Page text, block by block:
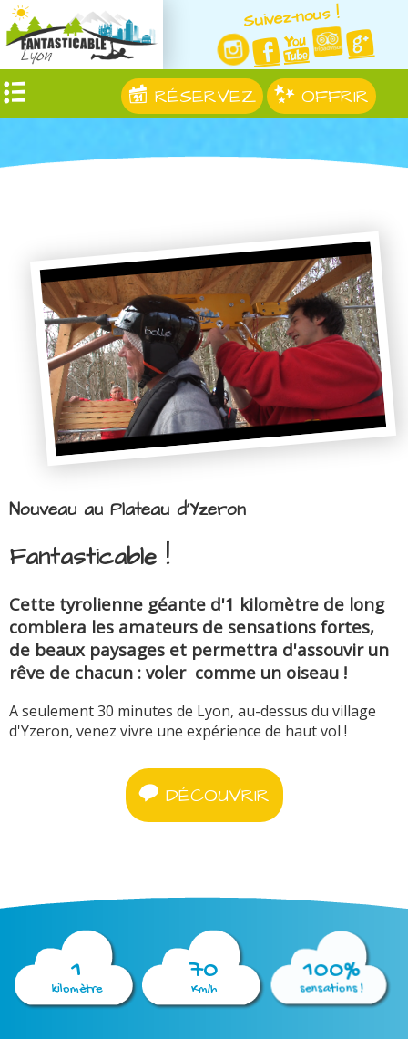
Suivez-nous !
RÉSERVEZ OFFRIR
Nouveau au Plateau d'Yzeron
Fantasticable !
Cette tyrolienne géante d'1 kilomètre de long
comblera les amateurs de sensations fortes,
de beaux paysages et permettra d'assouvir un
rêve de chacun : voler comme un oiseau !
A seulement 30 minutes de Lyon, au-dessus du village
d'Yzeron, venez vivre une expérience de haut vol !
DÉCOUVRIR
1
kilomètre
70
Km/h
100%
sensations !